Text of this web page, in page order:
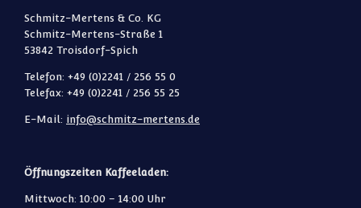
Schmitz-Mertens & Co. KG
Schmitz-Mertens-Straße 1
53842 Troisdorf-Spich
Telefon: +49 (0)2241 / 256 55 0
Telefax: +49 (0)2241 / 256 55 25
E-Mail: info@schmitz-mertens.de
Öffnungszeiten Kaffeeladen:
Mittwoch: 10:00 – 14:00 Uhr